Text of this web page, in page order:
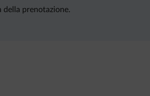
prenotazione.